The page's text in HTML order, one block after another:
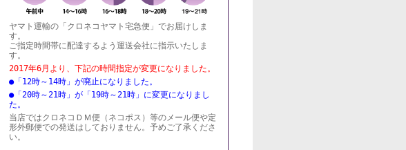
ヤマト運輸の「クロネコヤマト宅急便」でお届けしま
す。
ご指定時間帯に配達するよう運送会社に指示いたしま
す。
2017年6月より、下記の時間指定が変更になりました。
●「12時～14時」が廃止になりました。
●「20時～21時」が「19時～21時」に変更になりまし
た。
当店ではクロネコＤＭ便（ネコポス）等のメール便や定
形外郵便での発送はしておりません。予めご了承くださ
い。